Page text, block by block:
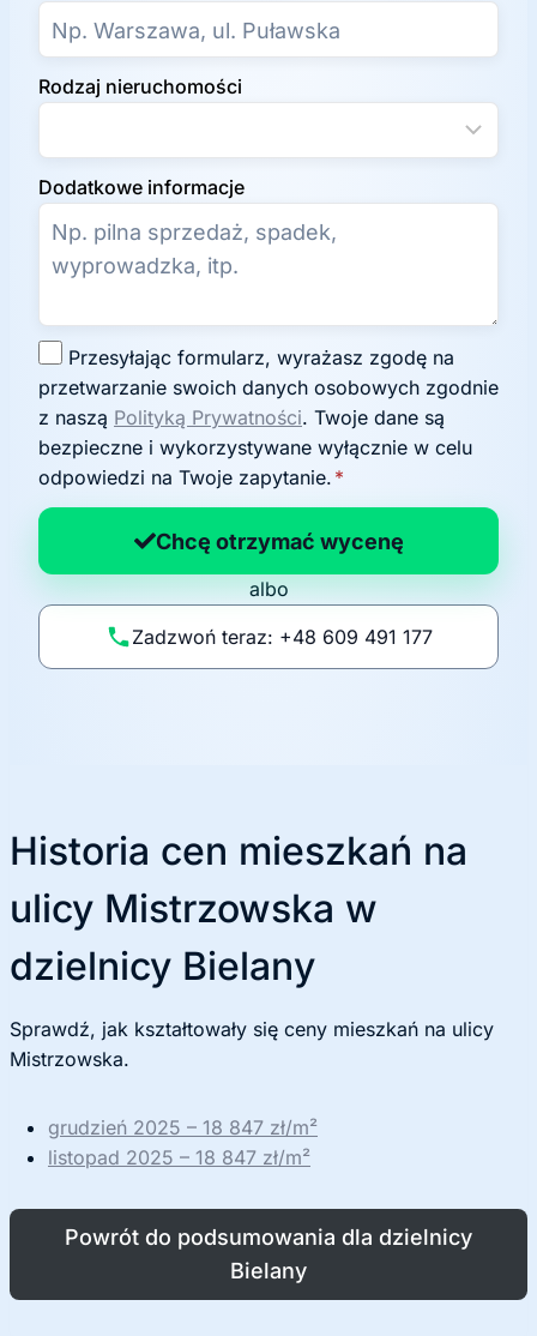
Rodzaj nieruchomości
Dodatkowe informacje
g
o
d
a
n
p
li
t
przetwarzanie swoich danych osobowych zgodnie
z naszą Polityką Prywatności. Twoje dane są
bezpieczne i wykorzystywane wyłącznie w celu
odpowiedzi na Twoje zapytanie. *
Chcę otrzymać wycenę
albo
Zadzwoń teraz: +48 609 491 177
Historia cen mieszkań na
ulicy Mistrzowska w
dzielnicy Bielany
Sprawdź, jak kształtowały się ceny mieszkań na ulicy
Mistrzowska.
grudzień 2025 – 18 847 zł/m²
listopad 2025 – 18 847 zł/m²
Powrót do podsumowania dla dzielnicy
Bielany